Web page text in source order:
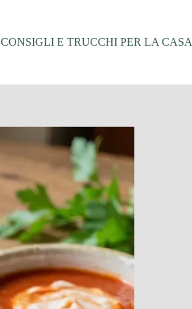
CONSIGLI E TRUCCHI PER LA CASA